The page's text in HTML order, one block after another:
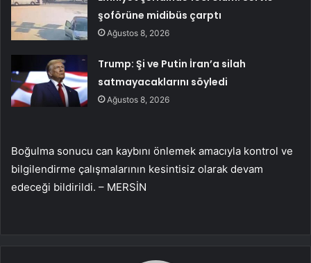
şoförüne midibüs çarptı
Ağustos 8, 2026
Trump: Şi ve Putin İran’a silah
satmayacaklarını söyledi
Ağustos 8, 2026
Boğulma sonucu can kaybını önlemek amacıyla kontrol ve
bilgilendirme çalışmalarının kesintisiz olarak devam
edeceği bildirildi. – MERSİN